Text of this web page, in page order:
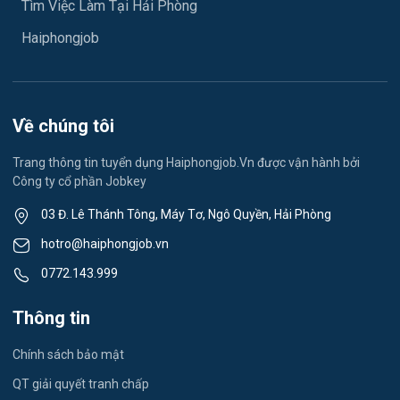
May mặc
Lái xe
Tiếng Nhật
Du lịch
Công nhân
Việc làm Hải Dương
Việc làm Nam Đồng
Việc làm Tân Hưng
Việc làm Ái Quốc
Việc làm Chu Văn An
Tìm Việc Làm Tại Hải Phòng
Haiphongjob
Về chúng tôi
Trang thông tin tuyển dụng Haiphongjob.Vn được vận hành bởi
Công ty cổ phần Jobkey
03 Đ. Lê Thánh Tông, Máy Tơ, Ngô Quyền, Hải Phòng
hotro@haiphongjob.vn
0772.143.999
Thông tin
Chính sách bảo mật
QT giải quyết tranh chấp